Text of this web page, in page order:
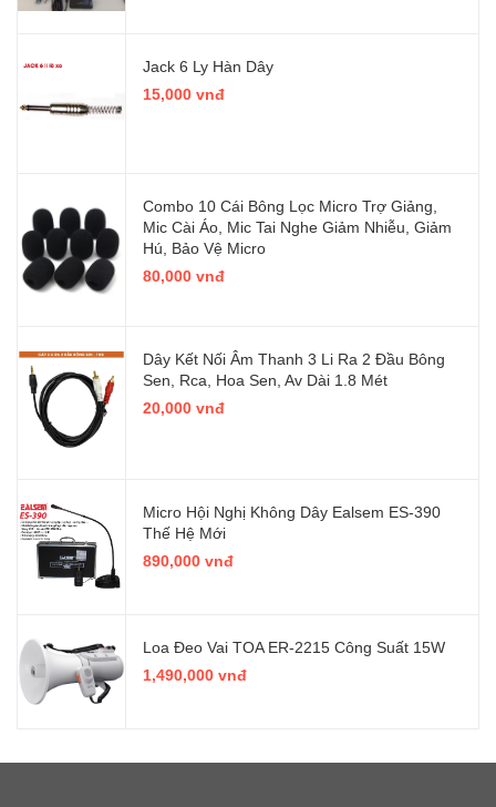
Jack 6 Ly Hàn Dây
15,000 vnđ
Combo 10 Cái Bông Lọc Micro Trợ Giảng,
Mic Cài Áo, Mic Tai Nghe Giảm Nhiễu, Giảm
Hú, Bảo Vệ Micro
80,000 vnđ
Dây Kết Nối Âm Thanh 3 Li Ra 2 Đầu Bông
Sen, Rca, Hoa Sen, Av Dài 1.8 Mét
20,000 vnđ
Micro Hội Nghị Không Dây Ealsem ES-390
Thế Hệ Mới
890,000 vnđ
Loa Đeo Vai TOA ER-2215 Công Suất 15W
1,490,000 vnđ